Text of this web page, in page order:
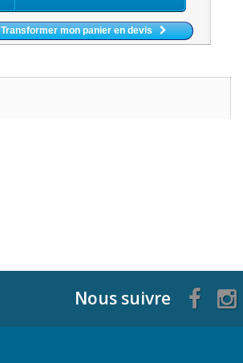
Transformer mon panier en devis
Nous suivre